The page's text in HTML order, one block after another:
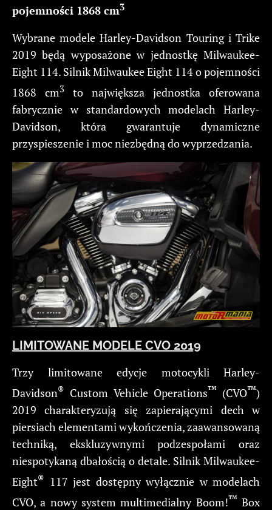
pojemności 1868 cm3
Wybrane modele Harley-Davidson Touring i Trike
2019 będą wyposażone w jednostkę Milwaukee-
Eight 114. Silnik Milwaukee Eight 114 o pojemności
1868 cm3 to największa jednostka oferowana
fabrycznie w standardowych modelach Harley-
Davidson, która gwarantuje dynamiczne
przyspieszenie i moc niezbędną do wyprzedzania.
LIMITOWANE MODELE CVO 2019
Trzy limitowane edycje motocykli Harley-
Davidson® Custom Vehicle Operations™(CVO™)
2019 charakteryzują się zapierającymi dech w
piersiach elementami wykończenia, zaawansowaną
techniką, ekskluzywnymi podzespołami oraz
niespotykaną dbałością o detale. Silnik Milwaukee-
Eight® 117 jest dostępny wyłącznie w modelach
CVO, a nowy system multimedialny Boom!™Box